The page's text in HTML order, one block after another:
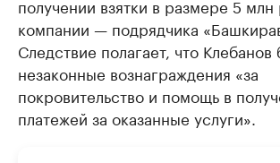
получении взятки в размере 5 млн
компании — подрядчика
Следствие полагает, что Клебанов
незаконные вознаграждения «за
покровительство и помощь в
платежей за оказанные услуги».